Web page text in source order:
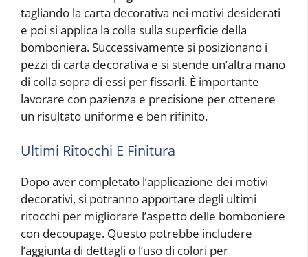
tagliando la carta decorativa nei motivi desiderati
e poi si applica la colla sulla superficie della
bomboniera. Successivamente si posizionano i
pezzi di carta decorativa e si stende un’altra mano
di colla sopra di essi per fissarli. È importante
lavorare con pazienza e precisione per ottenere
un risultato uniforme e ben rifinito.
Ultimi Ritocchi E Finitura
Dopo aver completato l’applicazione dei motivi
decorativi, si potranno apportare degli ultimi
ritocchi per migliorare l’aspetto delle bomboniere
con decoupage. Questo potrebbe includere
l’aggiunta di dettagli o l’uso di colori per